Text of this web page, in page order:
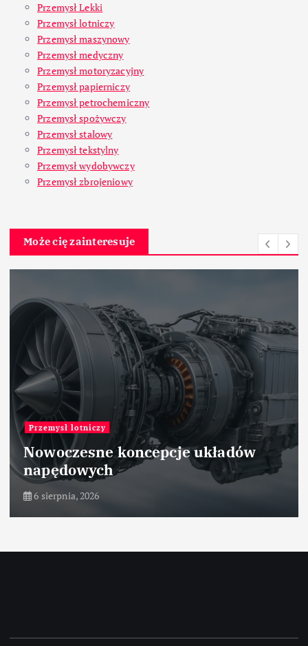
Przemysł Lekki
Przemysł lotniczy
Przemysł maszynowy
Przemysł medyczny
Przemysł motoryzacyjny
Przemysł papierniczy
Przemysł petrochemiczny
Przemysł spożywczy
Przemysł stalowy
Przemysł tekstylny
Przemysł wydobywczy
Przemysł zbrojeniowy
Może cię zainteresuje
Przemysł lotniczy
Nowoczesne koncepcje układów
napędowych
6 sierpnia, 2026